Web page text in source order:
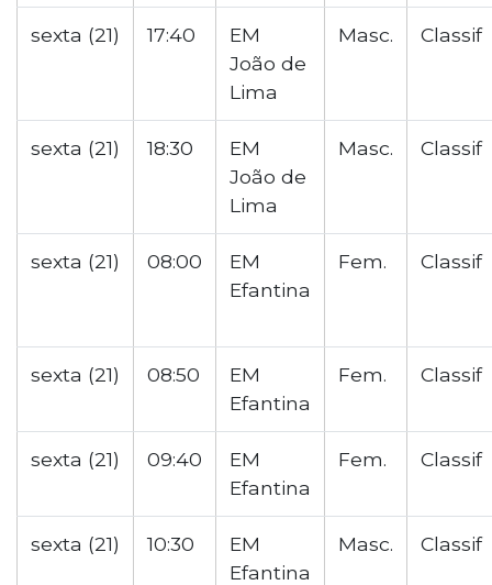
sexta (21) 17:40
EM
João de
Lima
Masc. Classif
sexta (21) 18:30
EM
João de
Lima
Masc. Classif
sexta (21) 08:00
EM
Efantina
Fem. Classif
sexta (21) 08:50
EM
Efantina
Fem. Classif
sexta (21) 09:40
EM
Efantina
Fem. Classif
sexta (21) 10:30
EM
Efantina
Masc. Classif